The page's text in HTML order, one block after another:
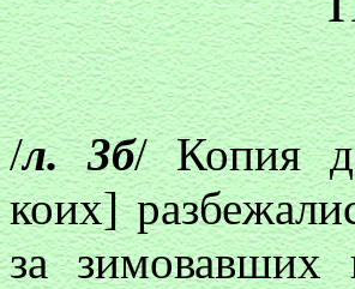
/л. 3б/ Копия
коих]
за зимовавших